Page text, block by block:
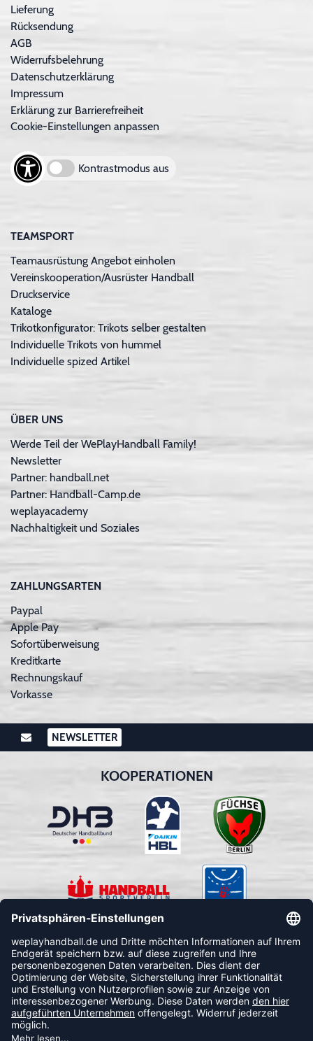
Lieferung
Rücksendung
AGB
Widerrufsbelehrung
Datenschutzerklärung
Impressum
Erklärung zur Barrierefreiheit
Cookie-Einstellungen anpassen
Kontrastmodus aus
TEAMSPORT
Teamausrüstung Angebot einholen
Vereinskooperation/Ausrüster Handball
Druckservice
Kataloge
Trikotkonfigurator: Trikots selber gestalten
Individuelle Trikots von hummel
Individuelle spized Artikel
ÜBER UNS
Werde Teil der WePlayHandball Family!
Newsletter
Partner: handball.net
Partner: Handball-Camp.de
weplayacademy
Nachhaltigkeit und Soziales
ZAHLUNGSARTEN
Paypal
Apple Pay
Sofortüberweisung
Kreditkarte
Rechnungskauf
Vorkasse
NEWSLETTER
KOOPERATIONEN
FOLLOW US